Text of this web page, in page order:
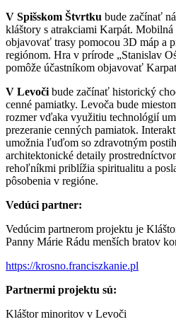
V Spišskom Štvrtku bude začínať
kláštory s atrakciami Karpát.
objavovať trasy pomocou 3D máp a
regiónom. Hra v prírode „Stanislav
pomôže účastníkom objavovať
V Levoči bude začínať historický
cenné pamiatky. Levoča bude
rozmer vďaka využitiu technológií
prezeranie cenných pamiatok.
umožnia ľuďom so zdravotným
architektonické detaily
rehoľníkmi priblížia spiritualitu a
pôsobenia v regióne.
Vedúci partner:
Vedúcim partnerom projektu je
Panny Márie Rádu menších bratov
https://krosno.franciszkanie.pl
Partnermi projektu sú:
Kláštor minoritov v Levoči